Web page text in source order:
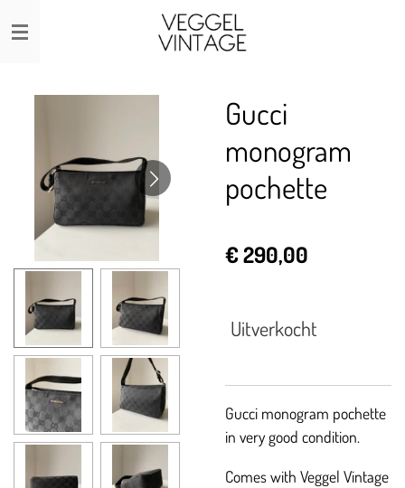
Ga
direct
Gucci
monogram
pochette
€ 290,00
Uitverkocht
Gucci monogram pochette
in very good condition.
Comes with Veggel Vintage